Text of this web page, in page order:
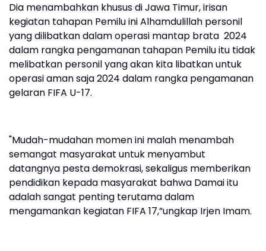
Dia menambahkan khusus di Jawa Timur, irisan
kegiatan tahapan Pemilu ini Alhamdulillah personil
yang dilibatkan dalam operasi mantap brata 2024
dalam rangka pengamanan tahapan Pemilu itu tidak
melibatkan personil yang akan kita libatkan untuk
operasi aman saja 2024 dalam rangka pengamanan
gelaran FIFA U-17.
"Mudah-mudahan momen ini malah menambah
semangat masyarakat untuk menyambut
datangnya pesta demokrasi, sekaligus memberikan
pendidikan kepada masyarakat bahwa Damai itu
adalah sangat penting terutama dalam
mengamankan kegiatan FIFA 17,”ungkap Irjen Imam.